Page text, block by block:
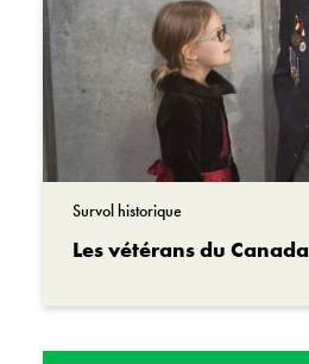
Survol historique
Les vétérans du Canada